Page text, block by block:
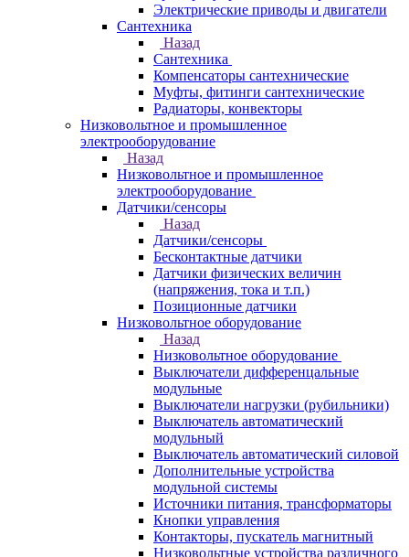
Электрические приводы и двигатели
Сантехника
Назад
Сантехника
Компенсаторы сантехнические
Муфты, фитинги сантехнические
Радиаторы, конвекторы
Низковольтное и промышленное
электрооборудование
Назад
Низковольтное и промышленное
электрооборудование
Датчики/сенсоры
Назад
Датчики/сенсоры
Бесконтактные датчики
Датчики физических величин
(напряжения, тока и т.п.)
Позиционные датчики
Низковольтное оборудование
Назад
Низковольтное оборудование
Выключатели дифференцальные
модульные
Выключатели нагрузки (рубильники)
Выключатель автоматический
модульный
Выключатель автоматический силовой
Дополнительные устройства
модульной системы
Источники питания, трансформаторы
Кнопки управления
Контакторы, пускатель магнитный
Низковольтные устройства различного